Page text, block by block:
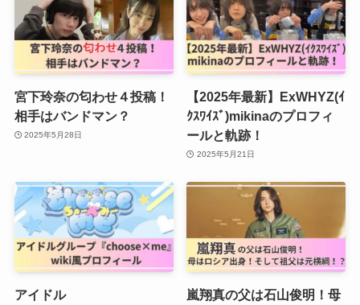
宮下玲奈の匂わせ４投稿！
相手はバンドマン？
2025年5月28日
【2025年最新】ExWHYZ(ｲ
ｸｽﾜｲｽﾞ)mikinaのプロフィ
ールと軌跡！
2025年5月21日
アイドル
嵐翔真の父は石山俊明！母